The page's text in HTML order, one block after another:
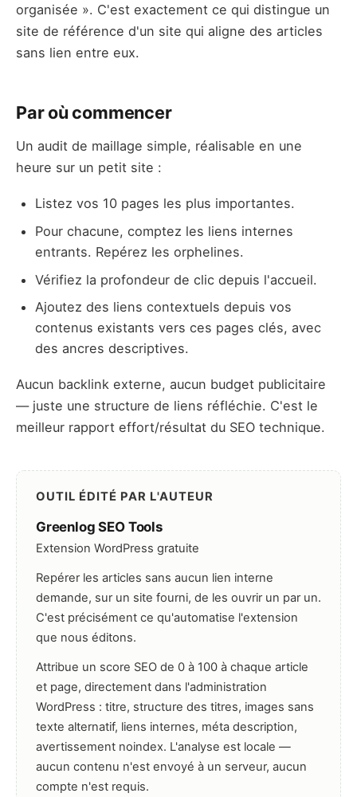
organisée ». C'est exactement ce qui distingue un
site de référence d'un site qui aligne des articles
sans lien entre eux.
Par où commencer
Un audit de maillage simple, réalisable en une
heure sur un petit site :
Listez vos 10 pages les plus importantes.
Pour chacune, comptez les liens internes
entrants. Repérez les orphelines.
Vérifiez la profondeur de clic depuis l'accueil.
Ajoutez des liens contextuels depuis vos
contenus existants vers ces pages clés, avec
des ancres descriptives.
Aucun backlink externe, aucun budget publicitaire
— juste une structure de liens réfléchie. C'est le
meilleur rapport effort/résultat du SEO technique.
OUTIL ÉDITÉ PAR L'AUTEUR
Greenlog SEO Tools
Extension WordPress gratuite
Repérer les articles sans aucun lien interne
demande, sur un site fourni, de les ouvrir un par un.
C'est précisément ce qu'automatise l'extension
que nous éditons.
Attribue un score SEO de 0 à 100 à chaque article
et page, directement dans l'administration
WordPress : titre, structure des titres, images sans
texte alternatif, liens internes, méta description,
avertissement noindex. L'analyse est locale —
aucun contenu n'est envoyé à un serveur, aucun
compte n'est requis.